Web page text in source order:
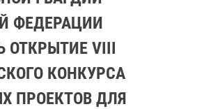
ФЕДЕРАЦИИ
ОТКРЫТИЕ VIII
КОНКУРСА
ПРОЕКТОВ ДЛЯ